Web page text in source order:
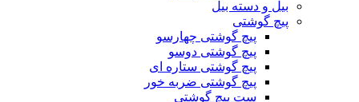
بیل و دسته بیل
پیچ گوشتی
پیچ گوشتی چهارسو
پیچ گوشتی دوسو
پیچ گوشتی ستاره‌ ای
پیچ گوشتی ضربه خور
ست پیچ گوشتی